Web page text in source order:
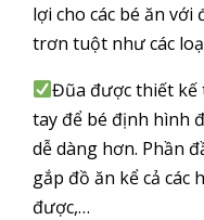
lợi cho các bé ăn với
trơn tuột như các
Đũa được thiết kế
tay để bé định hình
dễ dàng hơn. Phần
gắp đồ ăn kể cả các
được,…